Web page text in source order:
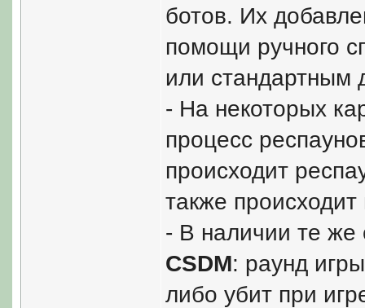
ботов. Их
помощи ручного
или стандартным
- На некоторых
процесс
происходит
также
- В наличии те
CSDM: раунд
либо убит при